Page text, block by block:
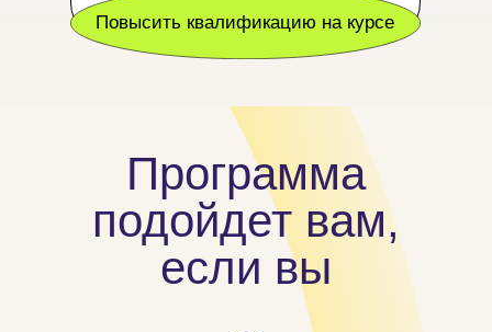
Повысить квалификацию на курсе
Программа
подойдет вам,
если вы